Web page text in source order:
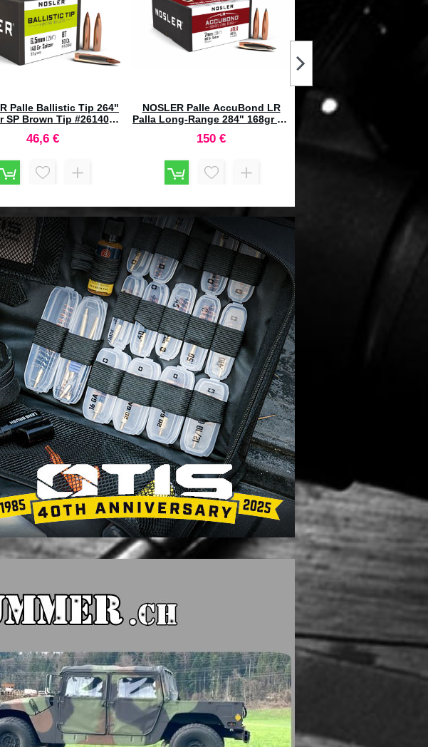
Palle Ballistic Tip 264"
SP Brown Tip #26140
46,6 €
NOSLER Palle AccuBond LR
Palla Long-Range 284" 168gr SP
150 €